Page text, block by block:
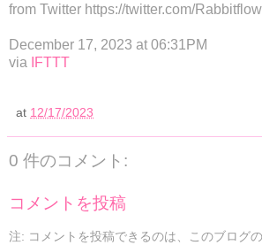
from Twitter https://twitter.com/
December 17, 2023 at 06:31PM
via IFTTT
at 12/17/2023
0 件のコメント:
コメントを投稿
注: コメントを投稿できるのは、このブログ